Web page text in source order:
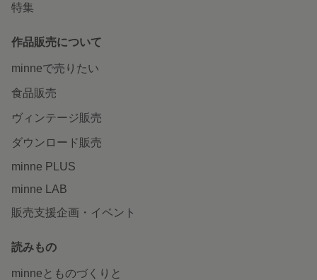
特集
作品販売について
minneで売りたい
食品販売
ヴィンテージ販売
ダウンロード販売
minne PLUS
minne LAB
販売支援企画・イベント
読みもの
minneとものづくりと